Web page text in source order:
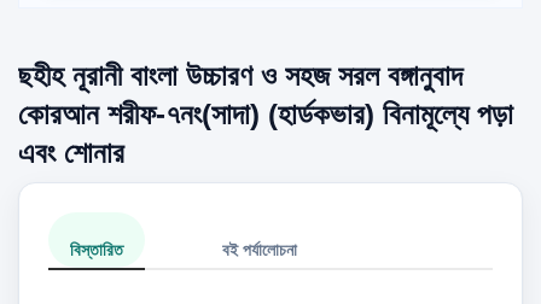
ছহীহ নূরানী বাংলা উচ্চারণ ও সহজ সরল বঙ্গানুবাদ
কোরআন শরীফ-৭নং(সাদা) (হার্ডকভার) বিনামূল্যে পড়া
এবং শোনার
বিস্তারিত বই পর্যালোচনা